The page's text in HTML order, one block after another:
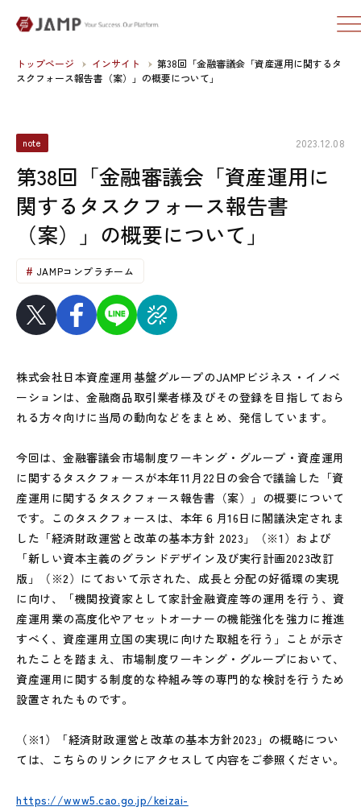
トップページ インサイト
第38回「金融審議会「資産運用に関するタ
スクフォース報告書（案）」の概要について」
note 2023.12.08
第38回「金融審議会「資産運用に
関するタスクフォース報告書
（案）」の概要について」
JAMPコンプラチーム
株式会社日本資産運用基盤グループのJAMPビジネス・イノベ
ーションは、金融商品取引業者様及びその登録を目指しておら
れる方々向けに当局の動向などをまとめ、発信しています。
今回は、金融審議会市場制度ワーキング・グループ・資産運用
に関するタスクフォースが本年11月22日の会合で議論した「資
産運用に関するタスクフォース報告書（案）」の概要について
です。このタスクフォースは、本年６月16日に閣議決定されま
した「経済財政運営と改革の基本方針 2023」（※1）および
「新しい資本主義のグランドデザイン及び実行計画2023改訂
版」（※2）にておいて示された、成長と分配の好循環の実現
に向け、「機関投資家として家計金融資産等の運用を行う、資
産運用業の高度化やアセットオーナーの機能強化を強力に推進
すべく、資産運用立国の実現に向けた取組を行う」ことが示さ
れたことを踏まえ、市場制度ワーキング・グループにおいて、
資産運用に関する制度的な枠組み等の専門的な検討を行うため
設置されたものです。
（※1）「経済財政運営と改革の基本方針2023」の概略につい
ては、こちらのリンクにアクセスして内容をご参照ください。
https://www5.cao.go.jp/keizai-